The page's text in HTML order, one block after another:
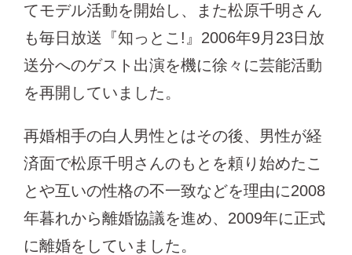
てモデル活動を開始し、また松原千明さん
も毎日放送『知っとこ!』2006年9月23日放
送分へのゲスト出演を機に徐々に芸能活動
を再開していました。
再婚相手の白人男性とはその後、男性が経
済面で松原千明さんのもとを頼り始めたこ
とや互いの性格の不一致などを理由に2008
年暮れから離婚協議を進め、2009年に正式
に離婚をしていました。